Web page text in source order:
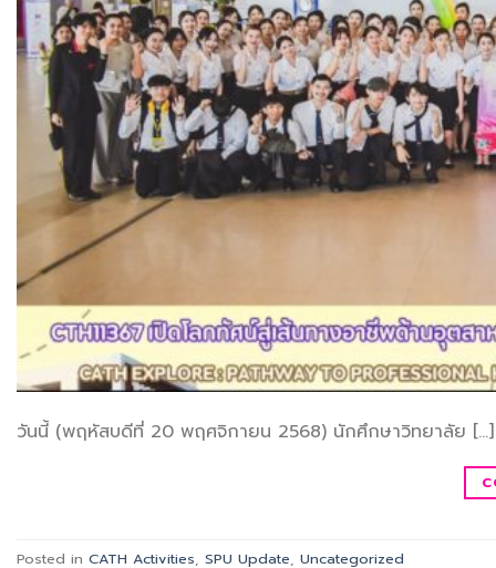
วันนี้ (พฤหัสบดีที่ 20 พฤศจิกายน 2568) นักศึกษาวิทยาลัย […]
Posted in CATH Activities SPU Update Uncategorized